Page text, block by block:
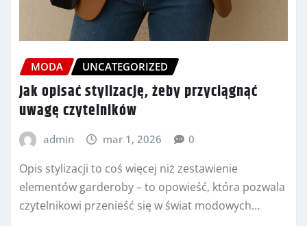
MODA UNCATEGORIZED
Jak opisać stylizację, żeby przyciągnąć
uwagę czytelników
admin mar 1, 2026 0
Opis stylizacji to coś więcej niż zestawienie
elementów garderoby – to opowieść, która pozwala
czytelnikowi przenieść się w świat modowych…